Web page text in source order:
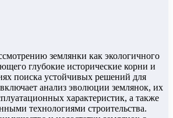
землянки как экологичного
глубокие исторические корни и
поиска устойчивых решений для
анализ эволюции землянок, их
характеристик, а также
технологиями строительства.